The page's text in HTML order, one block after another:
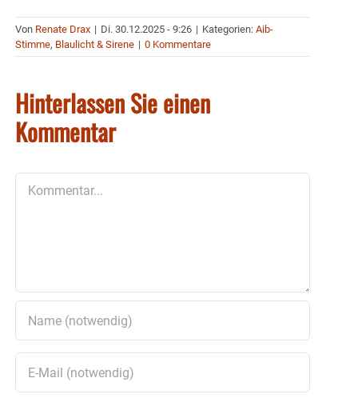
Von Renate Drax | Di. 30.12.2025 - 9:26 | Kategorien: Aib-
Stimme, Blaulicht & Sirene | 0 Kommentare
Hinterlassen Sie einen
Kommentar